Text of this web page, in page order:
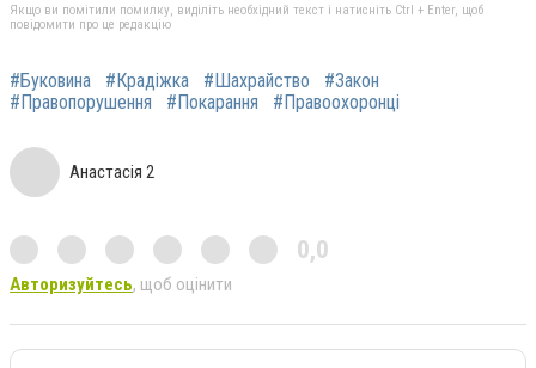
Якщо ви помітили помилку, виділіть необхідний текст і натисніть Ctrl + Enter, щоб
повідомити про це редакцію
#Буковина #Крадіжка #Шахрайство
#Закон
#Правопорушення
#Покарання #Правоохоронці
Анастасія 2
0,0
Авторизуйтесь, щоб оцінити